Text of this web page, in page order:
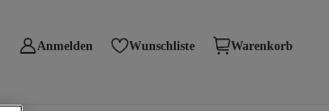
Anmelden Wunschliste Warenkorb